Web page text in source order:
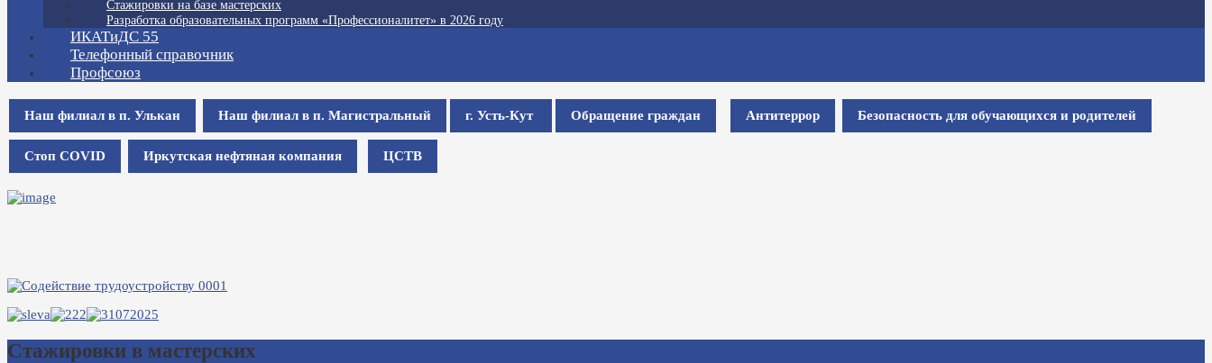
Стажировки на базе мастерских
Разработка образовательных программ «Профессионалитет» в 2026 году
ИКАТиДС 55
Телефонный справочник
Профсоюз
Наш филиал в п. Улькан Наш филиал в п. Магистральный г. Усть-Кут Обращение граждан Антитеррор Безопасность для обучающихся и родителей
Стоп COVID Иркутская нефтяная компания ЦСТВ
Стажировки в мастерских